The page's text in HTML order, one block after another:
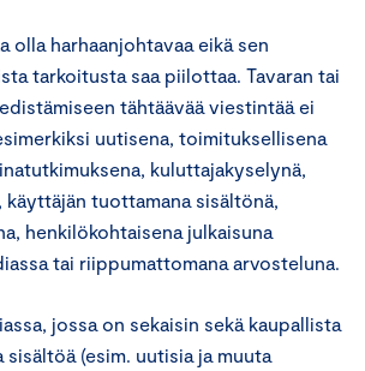
olla harhaanjohtavaa eikä sen
tarkoitusta saa piilottaa. Tavaran tai
tähtäävää viestintää ei
uutisena, toimituksellisena
kuluttajakyselynä,
tuottamana sisältönä,
henkilökohtaisena julkaisuna
tai riippumattomana arvosteluna.
jossa on sekaisin sekä kaupallista
(esim. uutisia ja muuta